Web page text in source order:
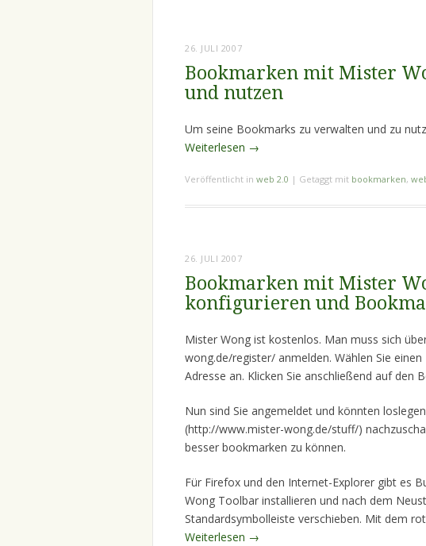
26. JULI 2007
Bookmarken mit Mister
und nutzen
Um seine Bookmarks zu verwalten und zu
Weiterlesen →
Veröffentlicht in web 2.0 | Getaggt mit bookmarken,
26. JULI 2007
Bookmarken mit Mister
konfigurieren und
Mister Wong ist kostenlos. Man muss sich
wong.de/register/ anmelden. Wählen Sie
Adresse an. Klicken Sie anschließend auf den
Nun sind Sie angemeldet und könnten
(http://www.mister-wong.de/stuff/)
besser bookmarken zu können.
Für Firefox und den Internet-Explorer gibt es
Wong Toolbar installieren und nach dem
Standardsymbolleiste verschieben. Mit dem
Weiterlesen →